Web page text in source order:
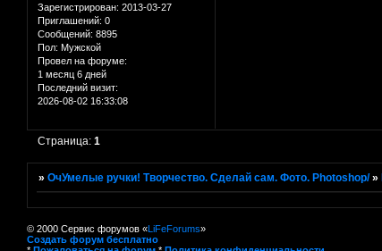
Зарегистрирован: 2013-03-27
Приглашений: 0
Сообщений: 8895
Пол: Мужской
Провел на форуме:
1 месяц 6 дней
Последний визит:
2026-08-02 16:33:08
Страница:1
»ОчУмелые ручки! Творчество. Сделай сам. Фото. Photoshop/ »
© 2000 Сервис форумов «LiFeForums»
Создать форум бесплатно